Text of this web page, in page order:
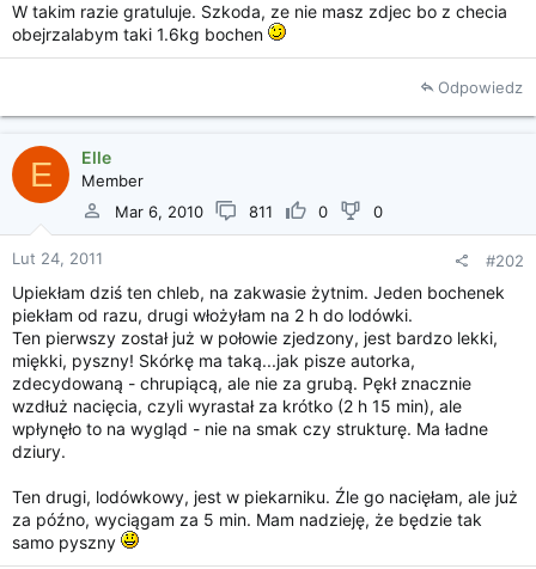
c
i
a
W takim razie gratuluje. Szkoda, ze nie masz zdjec bo z checia
obejrzalabym taki 1.6kg bochen
Odpowiedz
E Elle
Member
Mar 6, 2010
811 0 0
Lut 24, 2011 #202
Upiekłam dziś ten chleb, na zakwasie żytnim. Jeden bochenek
piekłam od razu, drugi włożyłam na 2 h do lodówki.
Ten pierwszy został już w połowie zjedzony, jest bardzo lekki,
miękki, pyszny! Skórkę ma taką...jak pisze autorka,
zdecydowaną - chrupiącą, ale nie za grubą. Pękł znacznie
wzdłuż nacięcia, czyli wyrastał za krótko (2 h 15 min), ale
wpłynęło to na wygląd - nie na smak czy strukturę. Ma ładne
dziury.
Ten drugi, lodówkowy, jest w piekarniku. Źle go nacięłam, ale już
za późno, wyciągam za 5 min. Mam nadzieję, że będzie tak
samo pyszny